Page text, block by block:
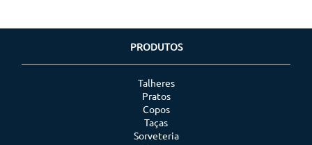
PRODUTOS
Talheres
Pratos
Copos
Taças
Sorveteria